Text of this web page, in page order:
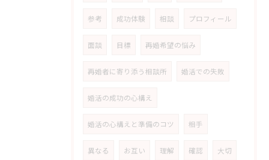
参考 成功体験 相談 プロフィール
面談 目標 再婚希望の悩み
再婚者に寄り添う相談所 婚活での失敗
婚活の成功の心構え
婚活の心構えと準備のコツ 相手
異なる お互い 理解 確認 大切